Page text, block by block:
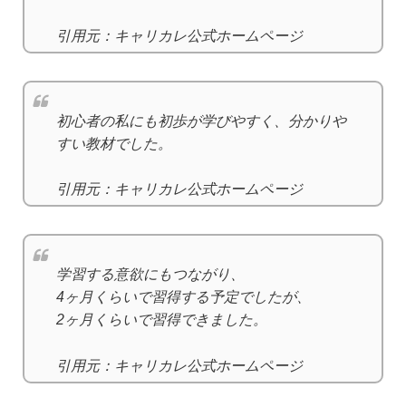
引用元：キャリカレ公式ホームページ
初心者の私にも初歩が学びやすく、分かりや
すい教材でした。
引用元：キャリカレ公式ホームページ
学習する意欲にもつながり、
4ヶ月くらいで習得する予定でしたが、
2ヶ月くらいで習得できました。
引用元：キャリカレ公式ホームページ